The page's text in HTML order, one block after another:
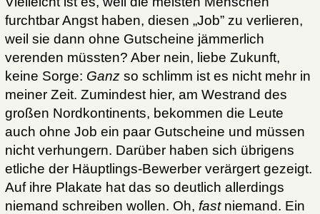
furchtbar Angst haben, diesen „Job” zu verlieren,
weil sie dann ohne Gutscheine jämmerlich
verenden müssten? Aber nein, liebe Zukunft,
keine Sorge: Ganzso schlimm ist es nicht mehr in
meiner Zeit. Zumindest hier, am Westrand des
großen Nordkontinents, bekommen die Leute
auch ohne Job ein paar Gutscheine und müssen
nicht verhungern. Darüber haben sich übrigens
etliche der Häuptlings-Bewerber verärgert gezeigt.
Auf ihre Plakate hat das so deutlich allerdings
niemand schreiben wollen. Oh, fastniemand. Ein